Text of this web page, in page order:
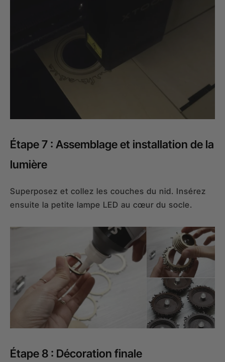
Étape 7 : Assemblage et installation de la
lumière
Superposez et collez les couches du nid. Insérez
ensuite la petite lampe LED au cœur du socle.
Étape 8 : Décoration finale